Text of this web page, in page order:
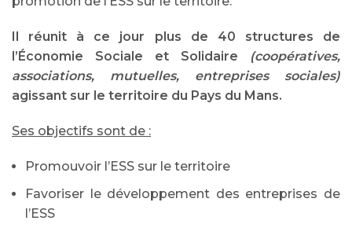
Il réunit à ce jour plus de 40 structures de
l’Économie Sociale et Solidaire
(coopératives,
associations, mutuelles, entreprises sociales)
agissant sur le territoire du Pays du Mans.
Ses objectifs sont de :
Promouvoir l’ESS sur le territoire
Favoriser le développement des entreprises de
l’ESS